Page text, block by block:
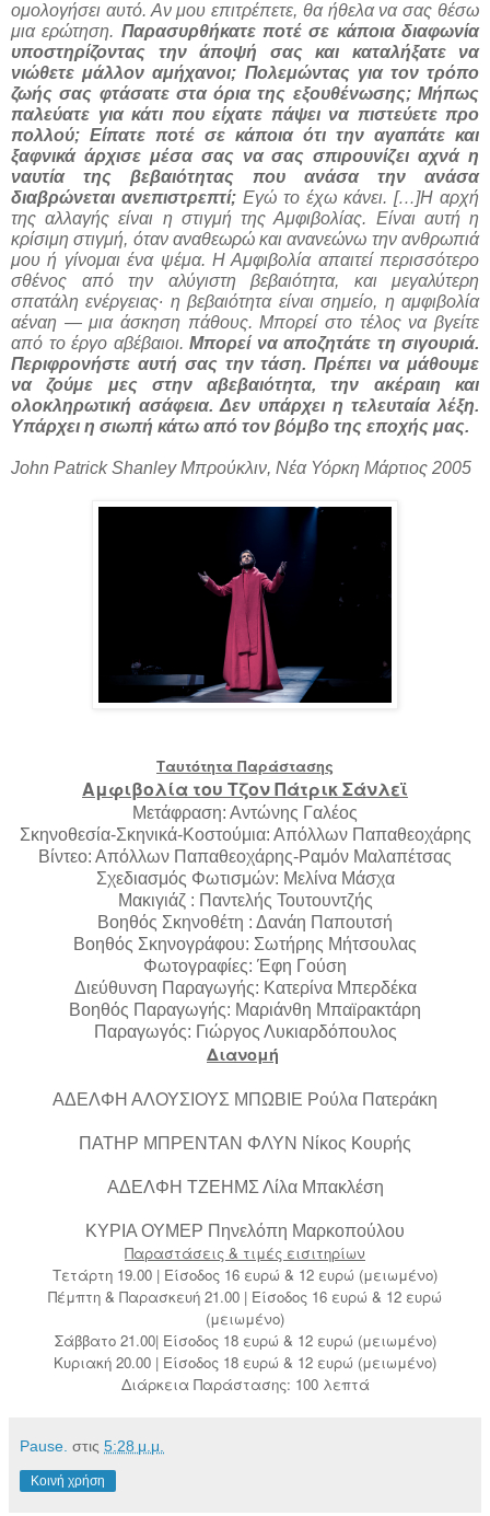
ομολογήσει αυτό. Αν μου επιτρέπετε, θα ήθελα να σας θέσω
μια ερώτηση. Παρασυρθήκατε ποτέ σε κάποια διαφωνία
υποστηρίζοντας την άποψή σας και καταλήξατε να
νιώθετε μάλλον αμήχανοι; Πολεμώντας για τον τρόπο
ζωής σας φτάσατε στα όρια της εξουθένωσης; Μήπως
παλεύατε για κάτι που είχατε πάψει να πιστεύετε προ
πολλού; Είπατε ποτέ σε κάποια ότι την αγαπάτε και
ξαφνικά άρχισε μέσα σας να σας σπιρουνίζει αχνά η
ναυτία της βεβαιότητας που ανάσα την ανάσα
διαβρώνεται ανεπιστρεπτί; Εγώ το έχω κάνει. […]Η αρχή
της αλλαγής είναι η στιγμή της Αμφιβολίας. Είναι αυτή η
κρίσιμη στιγμή, όταν αναθεωρώ και ανανεώνω την ανθρωπιά
μου ή γίνομαι ένα ψέμα. Η Αμφιβολία απαιτεί περισσότερο
σθένος από την αλύγιστη βεβαιότητα, και μεγαλύτερη
σπατάλη ενέργειας∙ η βεβαιότητα είναι σημείο, η αμφιβολία
αέναη — μια άσκηση πάθους. Μπορεί στο τέλος να βγείτε
από το έργο αβέβαιοι. Μπορεί να αποζητάτε τη σιγουριά.
Περιφρονήστε αυτή σας την τάση. Πρέπει να μάθουμε
να ζούμε μες στην αβεβαιότητα, την ακέραιη και
ολοκληρωτική ασάφεια. Δεν υπάρχει η τελευταία λέξη.
Υπάρχει η σιωπή κάτω από τον βόμβο της εποχής μας.
John Patrick Shanley Μπρούκλιν, Νέα Υόρκη Μάρτιος 2005
Ταυτότητα Παράστασης
Αμφιβολία του Τζον Πάτρικ Σάνλεϊ
Μετάφραση: Αντώνης Γαλέος
Σκηνοθεσία-Σκηνικά-Κοστούμια: Απόλλων Παπαθεοχάρης
Βίντεο: Απόλλων Παπαθεοχάρης-Ραμόν Μαλαπέτσας
Σχεδιασμός Φωτισμών: Μελίνα Μάσχα
Μακιγιάζ : Παντελής Τουτουντζής
Βοηθός Σκηνοθέτη : Δανάη Παπουτσή
Βοηθός Σκηνογράφου: Σωτήρης Μήτσουλας
Φωτογραφίες: Έφη Γούση
Διεύθυνση Παραγωγής: Κατερίνα Μπερδέκα
Βοηθός Παραγωγής: Μαριάνθη Μπαϊρακτάρη
Παραγωγός: Γιώργος Λυκιαρδόπουλος
Διανομή
ΑΔΕΛΦΗ ΑΛΟΥΣΙΟΥΣ ΜΠΩΒΙΕ Ρούλα Πατεράκη
ΠΑΤΗΡ ΜΠΡΕΝΤΑΝ ΦΛΥΝ Νίκος Κουρής
ΑΔΕΛΦΗ ΤΖΕΗΜΣ Λίλα Μπακλέση
ΚΥΡΙΑ ΟΥΜΕΡ Πηνελόπη Μαρκοπούλου
Παραστάσεις & τιμές εισιτηρίων
Τετάρτη 19.00 | Είσοδος 16 ευρώ & 12 ευρώ (μειωμένο)
Πέμπτη & Παρασκευή 21.00 | Είσοδος 16 ευρώ & 12 ευρώ
(μειωμένο)
Σάββατο 21.00| Είσοδος 18 ευρώ & 12 ευρώ (μειωμένο)
Κυριακή 20.00 | Είσοδος 18 ευρώ & 12 ευρώ (μειωμένο)
Διάρκεια Παράστασης: 100 λεπτά
Pause. στις 5:28 μ.μ.
Κοινή χρήση